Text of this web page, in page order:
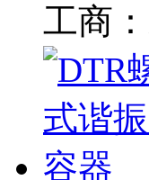
工商：